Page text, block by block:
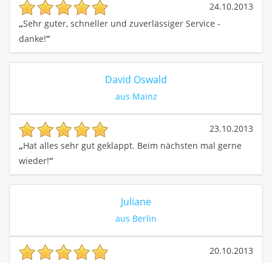
24.10.2013
„Sehr guter, schneller und zuverlässiger Service -
danke!“
David Oswald
aus Mainz
23.10.2013
„Hat alles sehr gut geklappt. Beim nächsten mal gerne
wieder!“
Juliane
aus Berlin
20.10.2013